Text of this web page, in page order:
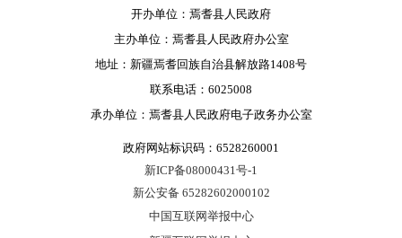
开办单位：焉耆县人民政府
主办单位：焉耆县人民政府办公室
地址：新疆焉耆回族自治县解放路1408号
联系电话：6025008
承办单位：焉耆县人民政府电子政务办公室
政府网站标识码：6528260001
新ICP备08000431号-1
新公安备 65282602000102
中国互联网举报中心